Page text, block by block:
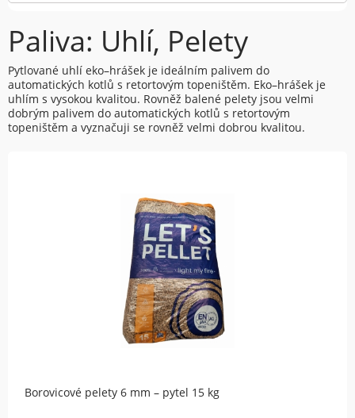
Paliva: Uhlí, Pelety
Pytlované uhlí eko–hrášek je ideálním palivem do
automatických kotlů s retortovým topeništěm. Eko–hrášek je
uhlím s vysokou kvalitou. Rovněž balené pelety jsou velmi
dobrým palivem do automatických kotlů s retortovým
topeništěm a vyznačuji se rovněž velmi dobrou kvalitou.
Borovicové pelety 6 mm – pytel 15 kg